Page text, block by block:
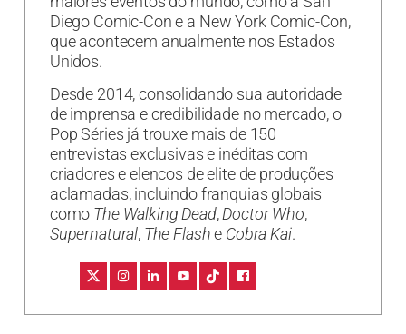
Diego Comic-Con e a New York Comic-Con,
que acontecem anualmente nos Estados
Unidos.
Desde 2014, consolidando sua autoridade
de imprensa e credibilidade no mercado, o
Pop Séries já trouxe mais de 150
entrevistas exclusivas e inéditas com
criadores e elencos de elite de produções
aclamadas, incluindo franquias globais
como The Walking Dead,Doctor Who,
Supernatural, The Flashe Cobra Kai.